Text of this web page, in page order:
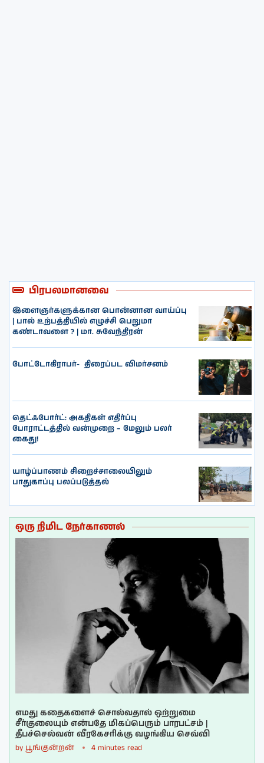
பிரபலமானவை
இளைஞர்களுக்கான பொன்னான வாய்ப்பு
| பால் உற்பத்தியில் எழுச்சி பெறுமா
கண்டாவளை ? | மா. சுவேந்திரன்
போட்டோகிராபர்- ‌ திரைப்பட விமர்சனம்
தெட்ஃபோர்ட்: அகதிகள் எதிர்ப்பு
போராட்டத்தில் வன்முறை – மேலும் பலர்
கைது!
யாழ்ப்பாணம் சிறைச்சாலையிலும்
பாதுகாப்பு பலப்படுத்தல்
ஒரு நிமிட நேர்காணல்
எமது கதைகளைச் சொல்வதால் ஒற்றுமை
சீர்குலையும் என்பதே மிகப்பெரும் பாரபட்சம் |
தீபச்செல்வன் வீரகேசரிக்கு வழங்கிய செவ்வி
by பூங்குன்றன் 4 minutes read